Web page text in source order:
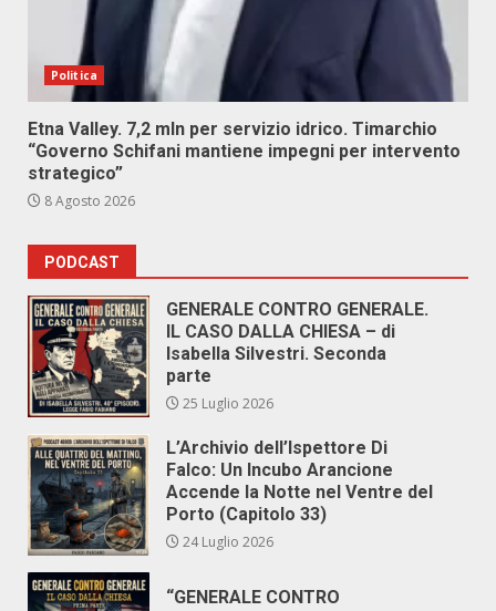
Politica
Etna Valley. 7,2 mln per servizio idrico. Timarchio
“Governo Schifani mantiene impegni per intervento
strategico”
8 Agosto 2026
PODCAST
GENERALE CONTRO GENERALE.
IL CASO DALLA CHIESA – di
Isabella Silvestri. Seconda
parte
25 Luglio 2026
L’Archivio dell’Ispettore Di
Falco: Un Incubo Arancione
Accende la Notte nel Ventre del
Porto (Capitolo 33)
24 Luglio 2026
“GENERALE CONTRO